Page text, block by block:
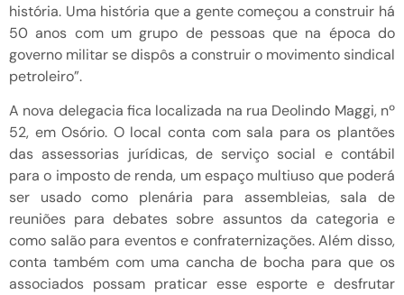
história. Uma história que a gente começou a construir há
50 anos com um grupo de pessoas que na época do
governo militar se dispôs a construir o movimento sindical
petroleiro”.
A nova delegacia fica localizada na rua Deolindo Maggi, nº
52, em Osório. O local conta com sala para os plantões
das assessorias jurídicas, de serviço social e contábil
para o imposto de renda, um espaço multiuso que poderá
ser usado como plenária para assembleias, sala de
reuniões para debates sobre assuntos da categoria e
como salão para eventos e confraternizações. Além disso,
conta também com uma cancha de bocha para que os
associados possam praticar esse esporte e desfrutar